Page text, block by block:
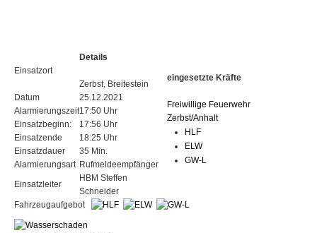
Einsatzort
Details
Zerbst, Breitestein
Datum
25.12.2021
Alarmierungszeit17:50 Uhr
Einsatzbeginn:
17:56 Uhr
Einsatzende
18:25 Uhr
Einsatzdauer
35 Min.
Alarmierungsart Rufmeldeempfänger
Einsatzleiter
HBM Steffen
Schneider
eingesetzte Kräfte
Freiwillige Feuerwehr
Zerbst/Anhalt
HLF
ELW
GW-L
Fahrzeugaufgebot